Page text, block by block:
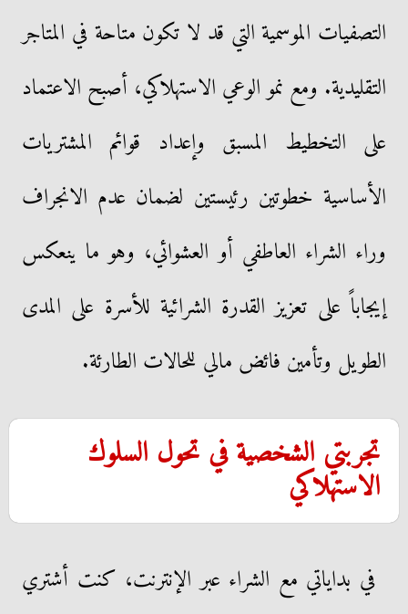
التصفيات الموسمية التي قد لا تكون متاحة في المتاجر
التقليدية. ومع نمو الوعي الاستهلاكي، أصبح الاعتماد
على التخطيط المسبق وإعداد قوائم المشتريات
الأساسية خطوتين رئيستين لضمان عدم الانجراف
وراء الشراء العاطفي أو العشوائي، وهو ما ينعكس
إيجاباً على تعزيز القدرة الشرائية للأسرة على المدى
الطويل وتأمين فائض مالي للحالات الطارئة.
​تجربتي الشخصية في تحول السلوك
الاستهلاكي
​في بداياتي مع الشراء عبر الإنترنت، كنت أشتري